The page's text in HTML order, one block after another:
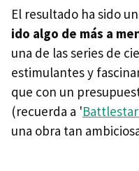
El resultado ha sido
ido algo de más a
una de las series de
estimulantes y
que con un
(recuerda a '
una obra tan